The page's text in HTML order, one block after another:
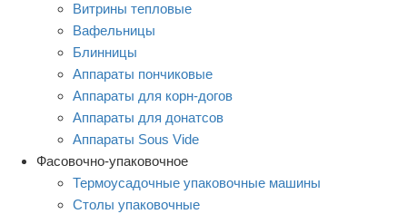
Витрины тепловые
Вафельницы
Блинницы
Аппараты пончиковые
Аппараты для корн-догов
Аппараты для донатсов
Аппараты Sous Vide
Фасовочно-упаковочное
Термоусадочные упаковочные машины
Столы упаковочные